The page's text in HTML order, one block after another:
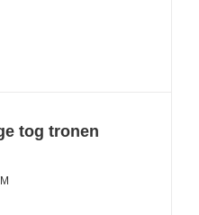
tog tronen